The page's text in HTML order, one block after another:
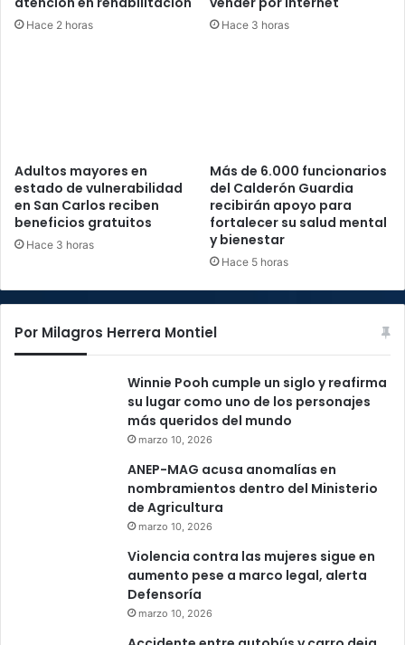
Hace 2 horas Hace 3 horas
Adultos mayores en
estado de vulnerabilidad
en San Carlos reciben
beneficios gratuitos
Hace 3 horas
Más de 6.000 funcionarios
del Calderón Guardia
recibirán apoyo para
fortalecer su salud mental
y bienestar
Hace 5 horas
Por Milagros Herrera Montiel
Winnie Pooh cumple un siglo y reafirma
su lugar como uno de los personajes
más queridos del mundo
marzo 10, 2026
ANEP-MAG acusa anomalías en
nombramientos dentro del Ministerio
de Agricultura
marzo 10, 2026
Violencia contra las mujeres sigue en
aumento pese a marco legal, alerta
Defensoría
marzo 10, 2026